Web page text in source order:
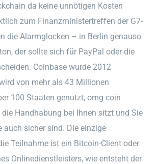
da keine unnötigen Kosten
zum Finanzministertreffen der G7-
die Alarmglocken – in Berlin genauso
der sollte sich für PayPal oder die
Coinbase wurde 2012
von mehr als 43 Millionen
100 Staaten genutzt, omg coin
Handhabung bei Ihnen sitzt und Sie
auch sicher sind. Die einzige
Teilnahme ist ein Bitcoin-Client oder
Onlinedienstleisters, wie entsteht der